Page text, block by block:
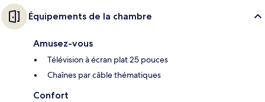
Équipements de la chambre
Amusez-vous
Télévision à écran plat 25 pouces
Chaînes par câble thématiques
Confort